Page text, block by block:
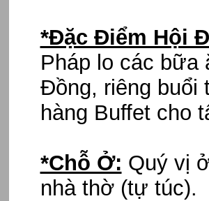
*Đặc Điểm Hội
Pháp lo các bữa
Đồng, riêng buổi
hàng Buffet cho
*Chỗ Ở: Quý vị
nhà thờ (tự túc).